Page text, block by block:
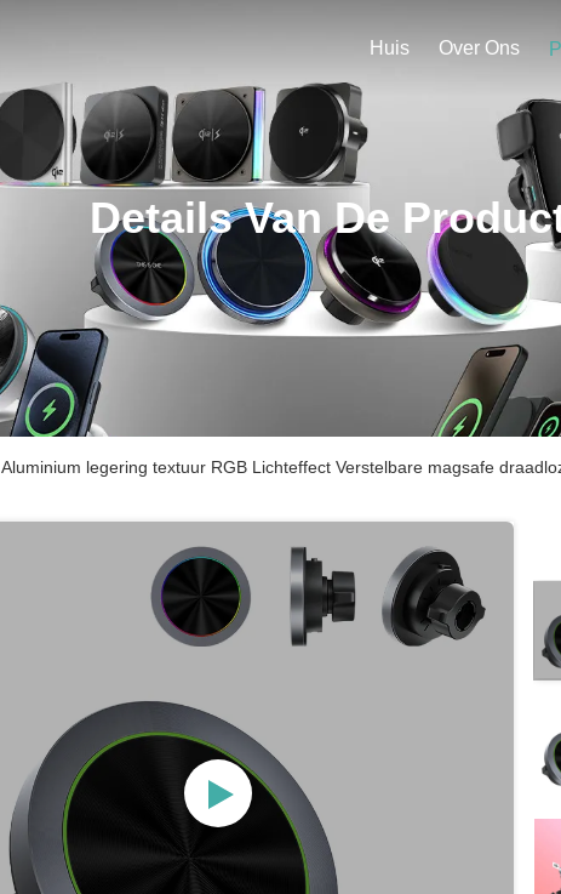
Huis Over Ons
Details Van De
Aluminium legering textuur RGB Lichteffect Verstelbare magsafe